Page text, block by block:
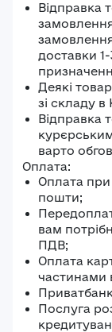
Відправка
доставки
Деякі
зі складу в
Відправка
варто
Оплата:
Оплата при
пошти;
вам
ПДВ;
Оплата
частинами
Послуга